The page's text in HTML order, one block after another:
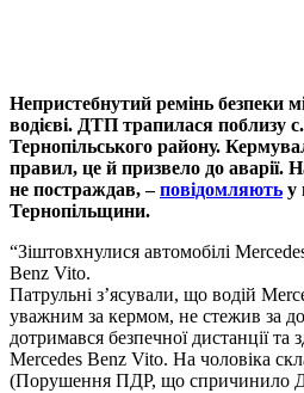
Непристебнутий ремінь безпеки
водієві. ДТП трапилася поблизу
Тернопільського району.
правил, це й призвело до аварії.
не постраждав, –повідомляють у
Тернопільщини.
“Зіштовхнулися автомобілі
Benz Vito.
Патрульні з’ясували, що водій
уважним за кермом, не стежив за
дотримався безпечної дистанції та
Mercedes Benz Vito. На чоловіка
(Порушення ПДР, що